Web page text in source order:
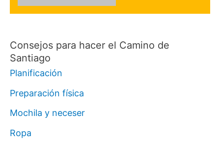
Consejos para hacer el Camino de
Santiago
Planificación
Preparación física
Mochila y neceser
Ropa